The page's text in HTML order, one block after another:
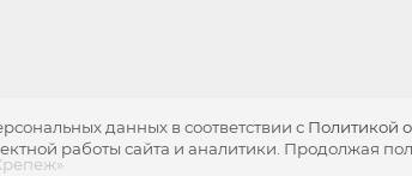
данных в соответствии с Политикой
работы сайта и аналитики. Продолжая